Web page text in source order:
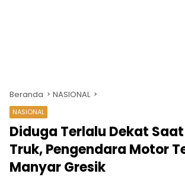
Beranda NASIONAL
NASIONAL
Diduga Terlalu Dekat
Truk, Pengendara Motor
Manyar Gresik